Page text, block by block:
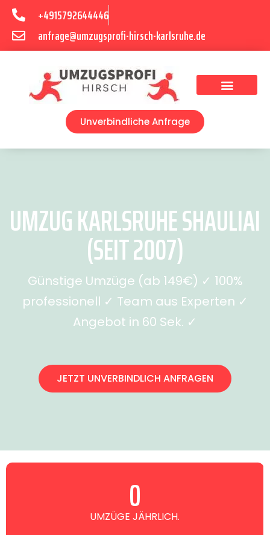
+4915792644446
anfrage@umzugsprofi-hirsch-karlsruhe.de
Unverbindliche Anfrage
UMZUG KARLSRUHE SHAULIAI
(SEIT 2007)
Günstige Umzüge (ab 149€) ✓ 100%
professionell ✓ Team aus Experten ✓
Angebot in 60 Sek. ✓
JETZT UNVERBINDLICH ANFRAGEN
UMZÜGE JÄHRLICH.
0